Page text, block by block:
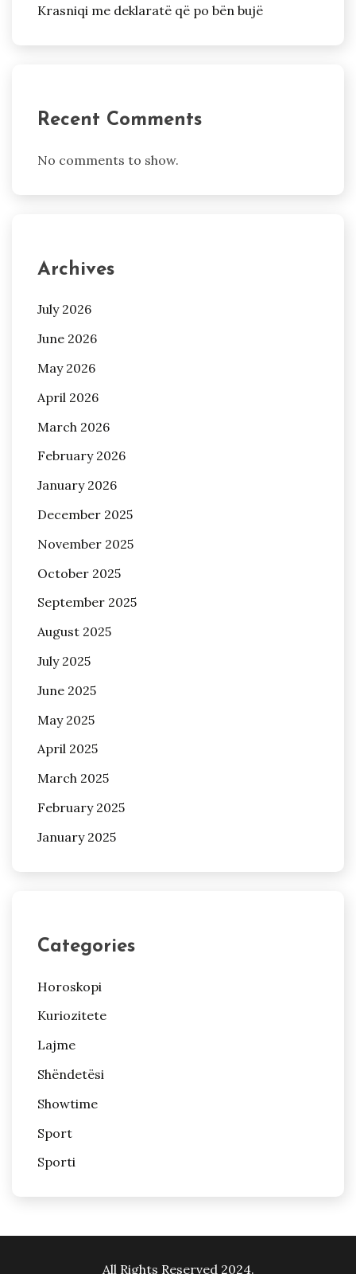
Krasniqi me deklaratë që po bën bujë
Recent Comments
No comments to show.
Archives
July 2026
June 2026
May 2026
April 2026
March 2026
February 2026
January 2026
December 2025
November 2025
October 2025
September 2025
August 2025
July 2025
June 2025
May 2025
April 2025
March 2025
February 2025
January 2025
Categories
Horoskopi
Kuriozitete
Lajme
Shëndetësi
Showtime
Sport
Sporti
All Rights Reserved 2024.